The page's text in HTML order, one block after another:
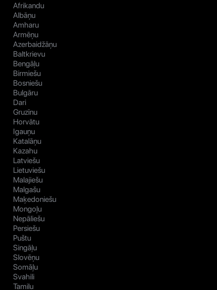
Afrikandu
Albāņu
Amharu
Armēņu
Azerbaidžāņu
Baltkrievu
Bengāļu
Birmiešu
Bosniešu
Bulgāru
Dari
Gruzīnu
Horvātu
Igauņu
Katalāņu
Kazahu
Latviešu
Lietuviešu
Malajiešu
Malgašu
Maķedoniešu
Mongoļu
Nepāliešu
Persiešu
Puštu
Singāļu
Slovēņu
Somāļu
Svahili
Tamilu